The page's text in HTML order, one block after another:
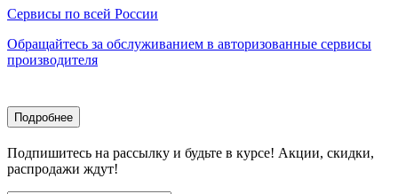
Сервисы по всей России
Обращайтесь за обслуживанием в авторизованные сервисы
производителя
Подробнее
Подпишитесь на рассылку и будьте в курсе! Акции, скидки,
распродажи ждут!